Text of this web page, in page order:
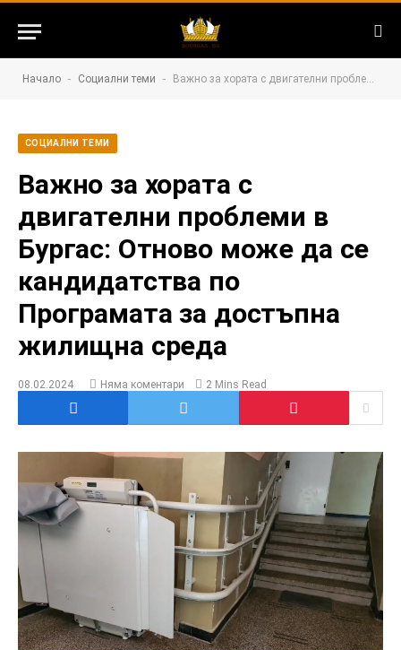
Начало - Социални теми - Важно за хората с двигателни проблеми в Бургас: Отново може да се кандидатства по Програмата за достъпна жилищна среда
СОЦИАЛНИ ТЕМИ
Важно за хората с
двигателни проблеми в
Бургас: Отново може да се
кандидатства по
Програмата за достъпна
жилищна среда
08.02.2024 Няма коментари 2 Mins Read